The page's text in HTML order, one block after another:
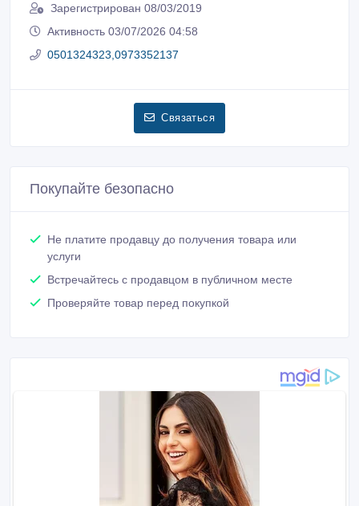
Зарегистрирован 08/03/2019
Активность 03/07/2026 04:58
0501324323,0973352137
Связаться
Покупайте безопасно
Не платите продавцу до получения товара или
услуги
Встречайтесь с продавцом в публичном месте
Проверяйте товар перед покупкой